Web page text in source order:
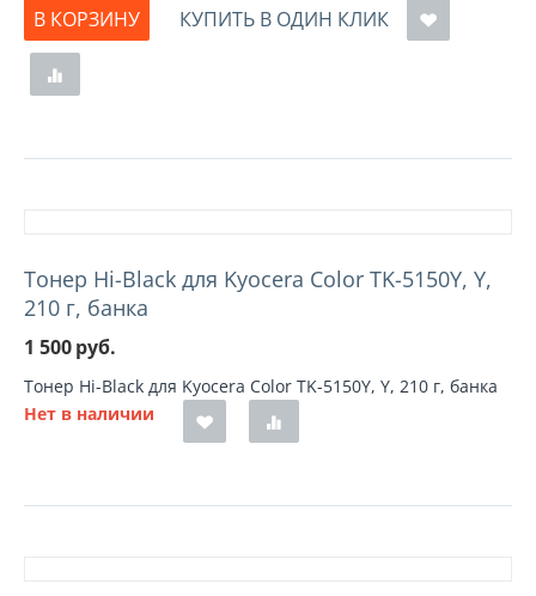
В КОРЗИНУ
КУПИТЬ В ОДИН КЛИК
Тонер Hi-Black для Kyocera Color TK-5150Y, Y,
210 г, банка
1 500руб.
Тонер Hi-Black для Kyocera Color TK-5150Y, Y, 210 г, банка
Нет в наличии